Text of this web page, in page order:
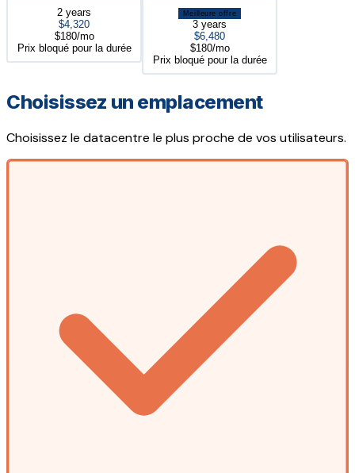
2 years
$4,320
$180/mo
Prix bloqué pour la durée
Meilleure offre
3 years
$6,480
$180/mo
Prix bloqué pour la durée
Choisissez un emplacement
Choisissez le datacentre le plus proche de vos utilisateurs.